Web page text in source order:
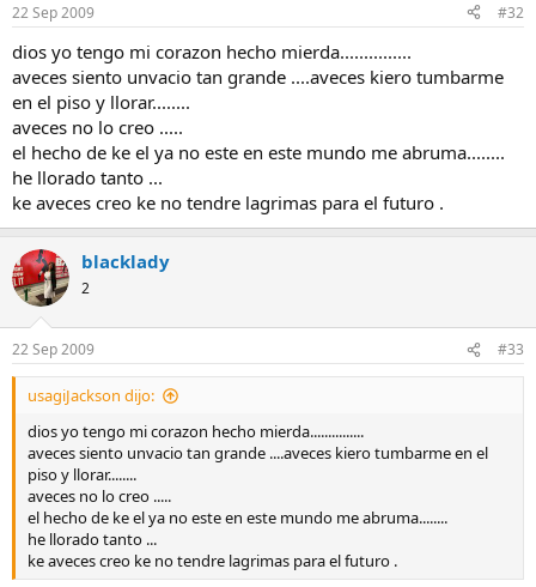
22 Sep 2009 #32
dios yo tengo mi corazon hecho mierda...............
aveces siento unvacio tan grande ....aveces kiero tumbarme
en el piso y llorar........
aveces no lo creo .....
el hecho de ke el ya no este en este mundo me abruma........
he llorado tanto ...
ke aveces creo ke no tendre lagrimas para el futuro .
blacklady
2
22 Sep 2009 #33
usagiJackson dijo:
dios yo tengo mi corazon hecho mierda...............
aveces siento unvacio tan grande ....aveces kiero tumbarme en el
piso y llorar........
aveces no lo creo .....
el hecho de ke el ya no este en este mundo me abruma........
he llorado tanto ...
ke aveces creo ke no tendre lagrimas para el futuro .